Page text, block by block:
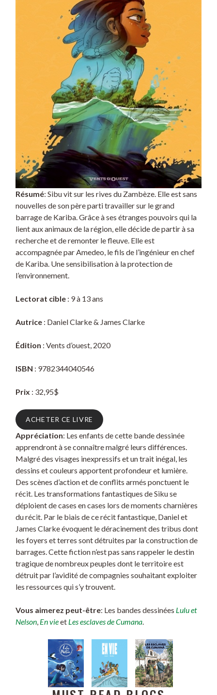
Résumé: Sibu vit sur les rives du Zambèze. Elle est sans
nouvelles de son père parti travailler sur le grand
barrage de Kariba. Grâce à ses étranges pouvoirs qui la
lient aux animaux de la région, elle décide de partir à sa
recherche et de remonter le fleuve. Elle est
accompagnée par Amedeo, le fils de l’ingénieur en chef
de Kariba. Une sensibilisation à la protection de
l’environnement.
Lectorat cible : 9 à 13 ans
Autrice : Daniel Clarke & James Clarke
Édition : Vents d’ouest, 2020
ISBN : 9782344040546
Prix : 32,95$
ACHETER CE LIVRE
Appréciation: Les enfants de cette bande dessinée
apprendront à se connaître malgré leurs différences.
Malgré des visages inexpressifs et un trait inégal, les
dessins et couleurs apportent profondeur et lumière.
Des scènes d’action et de conflits armés ponctuent le
récit. Les transformations fantastiques de Siku se
déploient de cases en cases lors de moments charnières
du récit. Par le biais de ce récit fantastique, Daniel et
James Clarke évoquent le déracinement des tribus dont
les foyers et terres sont détruites par la construction de
barrages. Cette fiction n’est pas sans rappeler le destin
tragique de nombreux peuples dont le territoire est
détruit par l’avidité de compagnies souhaitant exploiter
les ressources qui s’y trouvent.
Vous aimerez peut-être: Les bandes dessinées Lulu et
Nelson, En vieet Les esclaves de Cumana.